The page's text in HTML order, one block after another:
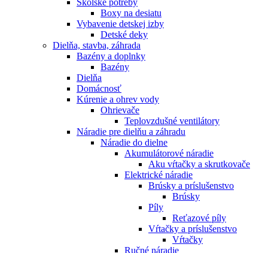
Školské potreby
Boxy na desiatu
Vybavenie detskej izby
Detské deky
Dielňa, stavba, záhrada
Bazény a doplnky
Bazény
Dielňa
Domácnosť
Kúrenie a ohrev vody
Ohrievače
Teplovzdušné ventilátory
Náradie pre dielňu a záhradu
Náradie do dielne
Akumulátorové náradie
Aku vŕtačky a skrutkovače
Elektrické náradie
Brúsky a príslušenstvo
Brúsky
Píly
Reťazové píly
Vŕtačky a príslušenstvo
Vŕtačky
Ručné náradie